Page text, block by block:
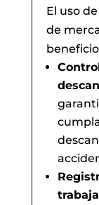
El uso
de